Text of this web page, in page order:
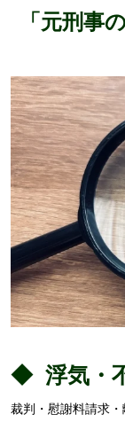
「元刑事
◆ 浮気・
裁判・慰謝料請求